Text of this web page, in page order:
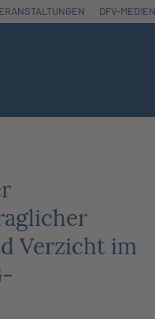
DFV-
Verzicht im